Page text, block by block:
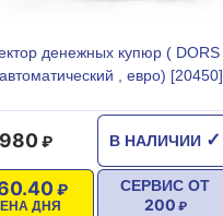
денежных купюр ( DORS
, евро) [20450]
В НАЛИЧИИ ✓
980
ДНЯ
СЕРВИС ОТ
200